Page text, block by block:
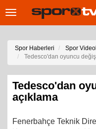
Toggle
Spor Haberleri Spor
Tedesco'dan oyuncu
Tedesco'dan
açıklama
Fenerbahçe Teknik